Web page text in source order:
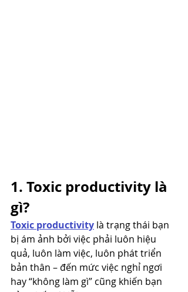
1. Toxic productivity là
gì?
Toxic productivity là trạng thái bạn
bị ám ảnh bởi việc phải luôn hiệu
quả, luôn làm việc, luôn phát triển
bản thân – đến mức việc nghỉ ngơi
hay “không làm gì” cũng khiến bạn